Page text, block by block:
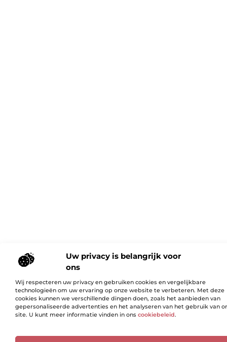
Uw privacy is belangrijk voor
ons
Wij respecteren uw privacy en gebruiken cookies en vergelijkbare
technologieën om uw ervaring op onze website te verbeteren. Met deze
cookies kunnen we verschillende dingen doen, zoals het aanbieden van
gepersonaliseerde advertenties en het analyseren van het gebruik van
site. U kunt meer informatie vinden in ons cookiebeleid.